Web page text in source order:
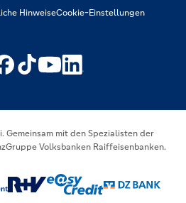
HinweiseCookie-Einstellungen
https://www.youtube.com/
https://
Gemeinsam mit den Spezialisten der
Volksbanken Raiffeisenbanken.